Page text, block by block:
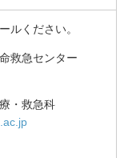
ルください。
救急センター
・救急科